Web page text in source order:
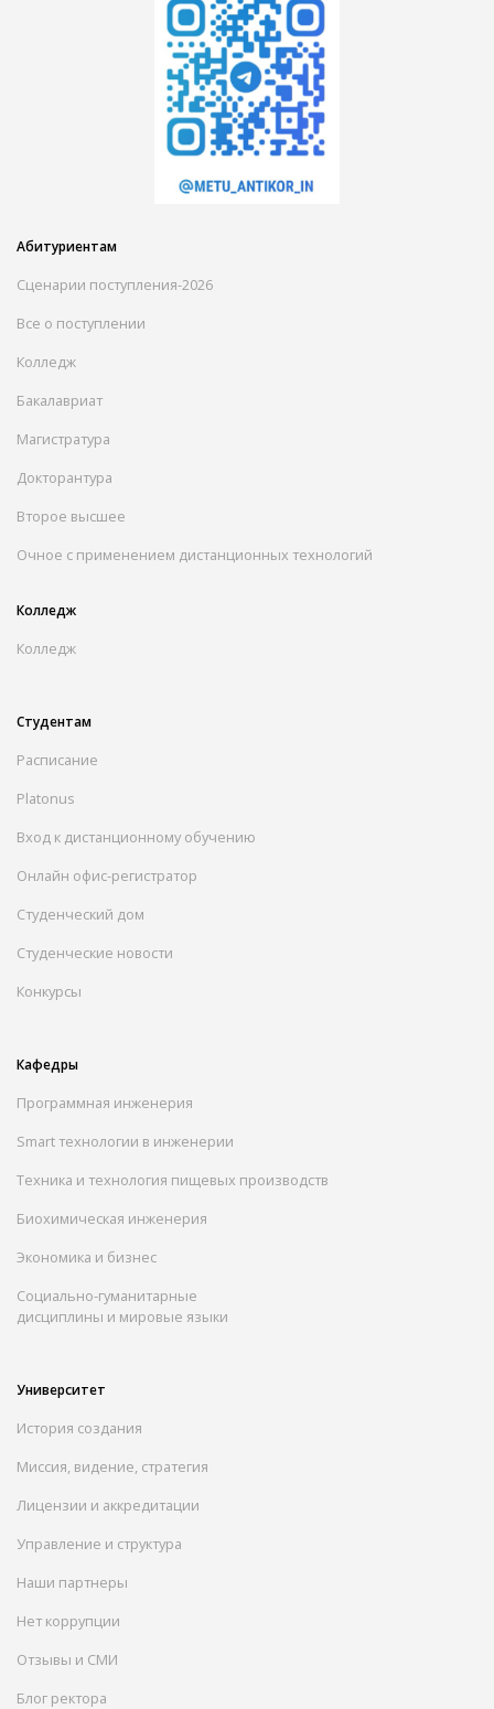
Абитуриентам
Сценарии поступления-2026
Все о поступлении
Колледж
Бакалавриат
Магистратура
Докторантура
Второе высшее
Очное с применением дистанционных технологий
Колледж
Колледж
Студентам
Расписание
Platonus
Вход к дистанционному обучению
Онлайн офис-регистратор
Студенческий дом
Студенческие новости
Конкурсы
Кафедры
Программная инженерия
Smart технологии в инженерии
Техника и технология пищевых производств
Биохимическая инженерия
Экономика и бизнес
Социально-гуманитарные
дисциплины и мировые языки
Университет
История создания
Миссия, видение, стратегия
Лицензии и аккредитации
Управление и структура
Наши партнеры
Нет коррупции
Отзывы и СМИ
Блог ректора